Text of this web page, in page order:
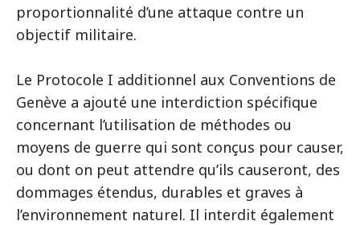
proportionnalité d’une attaque contre un
objectif militaire.
Le Protocole I additionnel aux Conventions de
Genève a ajouté une interdiction spécifique
concernant l’utilisation de méthodes ou
moyens de guerre qui sont conçus pour causer,
ou dont on peut attendre qu’ils causeront, des
dommages étendus, durables et graves à
l’environnement naturel. Il interdit également